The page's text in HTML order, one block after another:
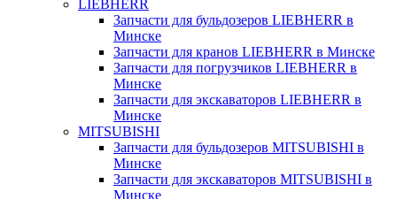
LIEBHERR
Запчасти для бульдозеров LIEBHERR в
Минске
Запчасти для кранов LIEBHERR в Минске
Запчасти для погрузчиков LIEBHERR в
Минске
Запчасти для экскаваторов LIEBHERR в
Минске
MITSUBISHI
Запчасти для бульдозеров MITSUBISHI в
Минске
Запчасти для экскаваторов MITSUBISHI в
Минске